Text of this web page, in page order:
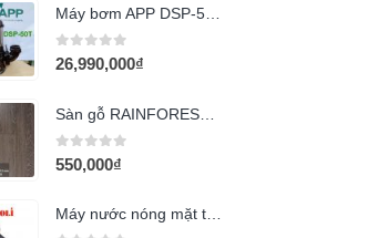
0out of 5
26,990,000₫
0out of 5
550,000₫